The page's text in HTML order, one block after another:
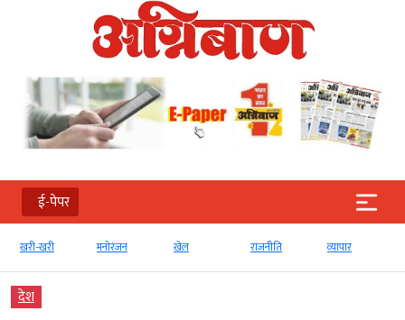
ई-पेपर
खरी-खरी मनोरंजन खेल राजनीति व्‍यापार
देश